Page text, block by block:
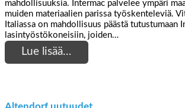
mahdollisuuksia. Intermac palvelee ympäri
muiden materiaalien parissa työskenteleviä.
Italiassa on mahdollisuus päästä tutustumaan
lasintyöstökoneisiin, joiden…
Lue lisää…